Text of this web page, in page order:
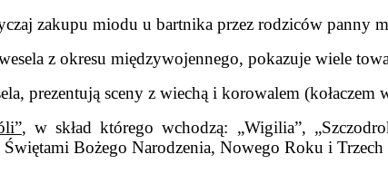
zakupu miodu u bartnika przez rodziców panny
z okresu międzywojennego, pokazuje wiele
prezentują sceny z wiechą i korowalem
, w skład którego wchodzą: „Wigilia”,
Świętami Bożego Narodzenia, Nowego Roku i